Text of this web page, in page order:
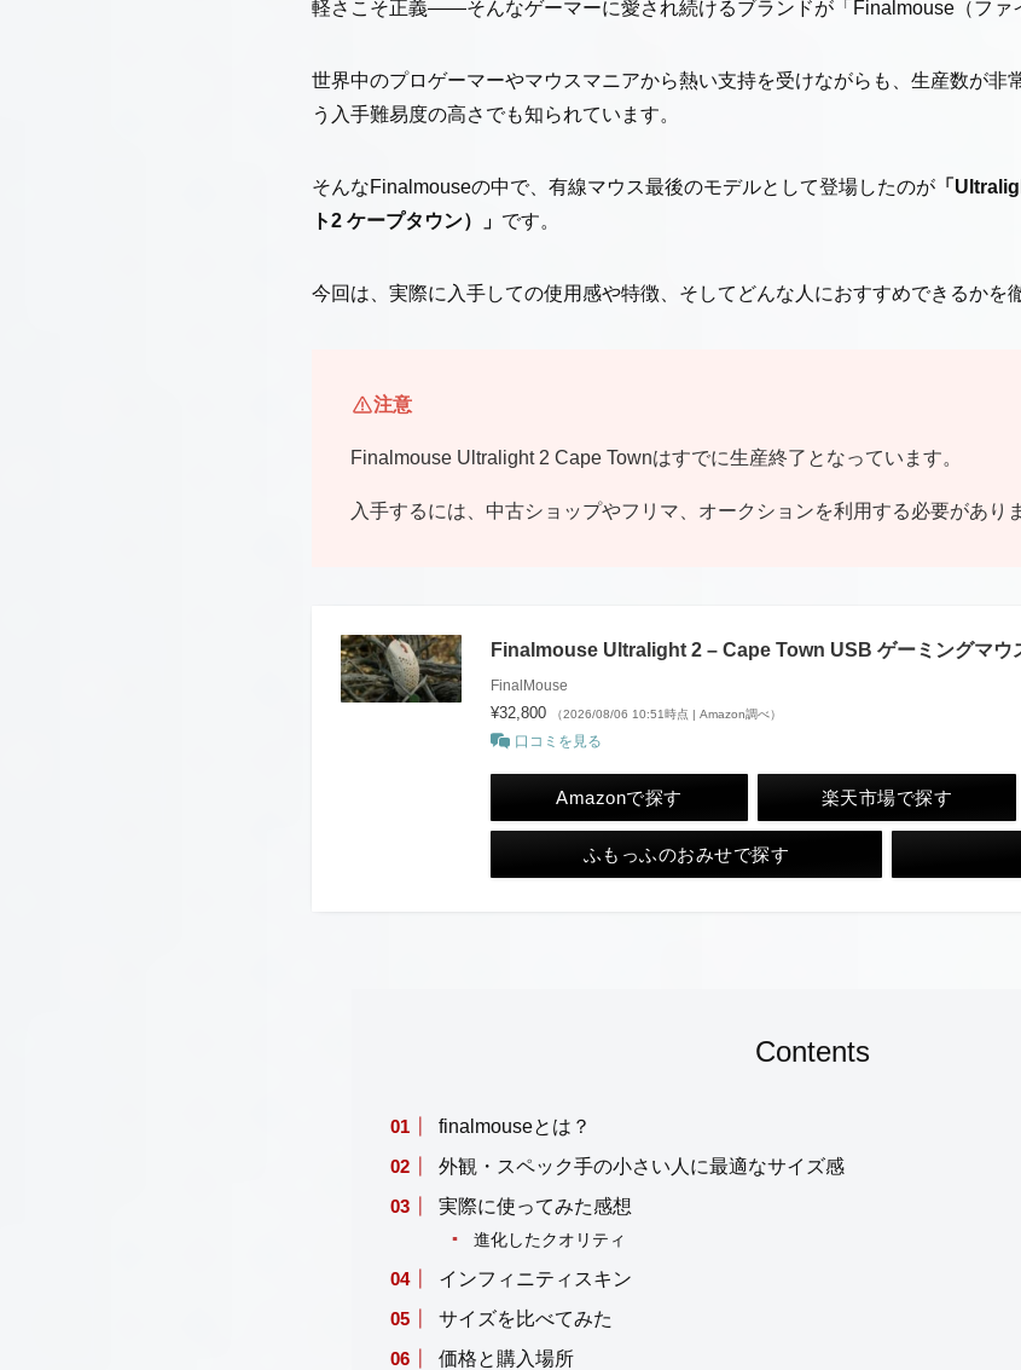
軽さこそ正義――そんなゲーマーに愛され続けるブランドが「Finalmouse（ファ
世界中のプロゲーマーやマウスマニアから熱い支持を受けながらも、生産数が非
う入手難易度の高さでも知られています。
そんなFinalmouseの中で、有線マウス最後のモデルとして登場したのが 「
ト2 ケープタウン）」 です。
今回は、実際に入手しての使用感や特徴、そしてどんな人におすすめできるかを
注意
Finalmouse Ultralight 2 Cape Townはすでに生産終了となっています。
入手するには、中古ショップやフリマ、オークションを利用する必要があり
Finalmouse Ultralight 2 – Cape Town USB ゲーミングマウ
FinalMouse
¥32,800 （2026/08/06 10:51時点 | Amazon調べ）
口コミを見る
Amazonで探す 楽天市場で探す
ふもっふのおみせで探す
Contents
finalmouseとは？
外観・スペック手の小さい人に最適なサイズ感
実際に使ってみた感想
進化したクオリティ
インフィニティスキン
サイズを比べてみた
価格と購入場所